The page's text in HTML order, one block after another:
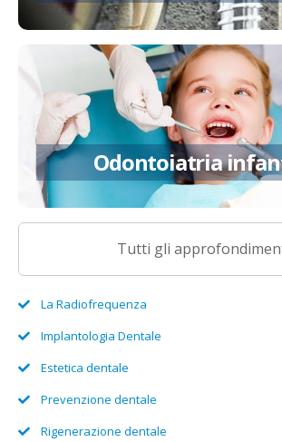
Odontoiatria
Odontoiatria
Approfondisci
Tutti gli
La Radiofrequenza
Implantologia Dentale
Estetica dentale
Prevenzione dentale
Rigenerazione dentale